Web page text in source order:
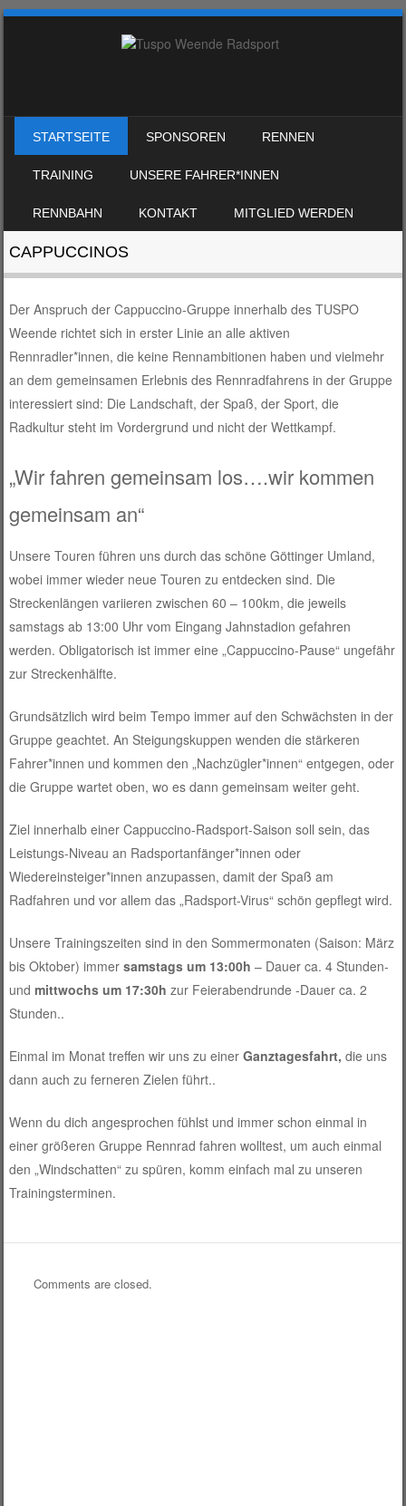
MENU
STARTSEITE SPONSOREN RENNEN
TRAINING UNSERE FAHRER*INNEN
RENNBAHN KONTAKT MITGLIED WERDEN
CAPPUCCINOS
Der Anspruch der Cappuccino-Gruppe innerhalb des TUSPO
Weende richtet sich in erster Linie an alle aktiven
Rennradler*innen, die keine Rennambitionen haben und vielmehr
an dem gemeinsamen Erlebnis des Rennradfahrens in der Gruppe
interessiert sind: Die Landschaft, der Spaß, der Sport, die
Radkultur steht im Vordergrund und nicht der Wettkampf.
„Wir fahren gemeinsam los….wir kommen
gemeinsam an“
Unsere Touren führen uns durch das schöne Göttinger Umland,
wobei immer wieder neue Touren zu entdecken sind. Die
Streckenlängen variieren zwischen 60 – 100km, die jeweils
samstags ab 13:00 Uhr vom Eingang Jahnstadion gefahren
werden. Obligatorisch ist immer eine „Cappuccino-Pause“ ungefähr
zur Streckenhälfte.
Grundsätzlich wird beim Tempo immer auf den Schwächsten in der
Gruppe geachtet. An Steigungskuppen wenden die stärkeren
Fahrer*innen und kommen den „Nachzügler*innen“ entgegen, oder
die Gruppe wartet oben, wo es dann gemeinsam weiter geht.
Ziel innerhalb einer Cappuccino-Radsport-Saison soll sein, das
Leistungs-Niveau an Radsportanfänger*innen oder
Wiedereinsteiger*innen anzupassen, damit der Spaß am
Radfahren und vor allem das „Radsport-Virus“ schön gepflegt wird.
Unsere Trainingszeiten sind in den Sommermonaten (Saison: März
bis Oktober) immersamstags um 13:00h – Dauer ca. 4 Stunden-
undmittwochs um 17:30h zur Feierabendrunde -Dauer ca. 2
Stunden..
Einmal im Monat treffen wir uns zu einerGanztagesfahrt,die uns
dann auch zu ferneren Zielen führt..
Wenn du dich angesprochen fühlst und immer schon einmal in
einer größeren Gruppe Rennrad fahren wolltest, um auch einmal
den „Windschatten“ zu spüren, komm einfach mal zu unseren
Trainingsterminen.
Comments are closed.